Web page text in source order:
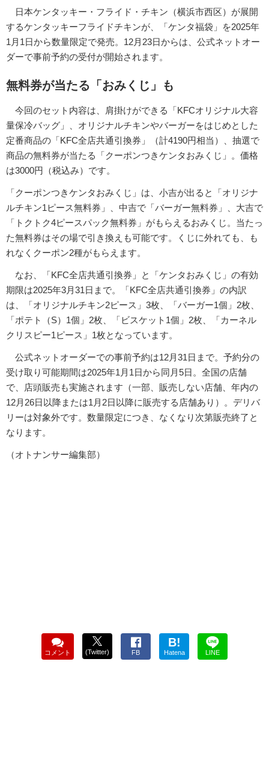
日本ケンタッキー・フライド・チキン（横浜市西区）が展開
するケンタッキーフライドチキンが、「ケンタ福袋」を2025年
1月1日から数量限定で発売。12月23日からは、公式ネットオー
ダーで事前予約の受付が開始されます。
無料券が当たる「おみくじ」も
今回のセット内容は、肩掛けができる「KFCオリジナル大容
量保冷バッグ」、オリジナルチキンやバーガーをはじめとした
定番商品の「KFC全店共通引換券」（計4190円相当）、抽選で
商品の無料券が当たる「クーポンつきケンタおみくじ」。価格
は3000円（税込み）です。
「クーポンつきケンタおみくじ」は、小吉が出ると「オリジナ
ルチキン1ピース無料券」、中吉で「バーガー無料券」、大吉で
「トクトク4ピースパック無料券」がもらえるおみくじ。当たっ
た無料券はその場で引き換えも可能です。くじに外れても、も
れなくクーポン2種がもらえます。
なお、「KFC全店共通引換券」と「ケンタおみくじ」の有効
期限は2025年3月31日まで。「KFC全店共通引換券」の内訳
は、「オリジナルチキン2ピース」3枚、「バーガー1個」2枚、
「ポテト（S）1個」2枚、「ビスケット1個」2枚、「カーネル
クリスピー1ピース」1枚となっています。
公式ネットオーダーでの事前予約は12月31日まで。予約分の
受け取り可能期間は2025年1月1日から同月5日。全国の店舗
で、店頭販売も実施されます（一部、販売しない店舗、年内の
12月26日以降または1月2日以降に販売する店舗あり）。デリバ
リーは対象外です。数量限定につき、なくなり次第販売終了と
なります。
（オトナンサー編集部）
コメント (Twitter) FB
B!
Hatena LINE